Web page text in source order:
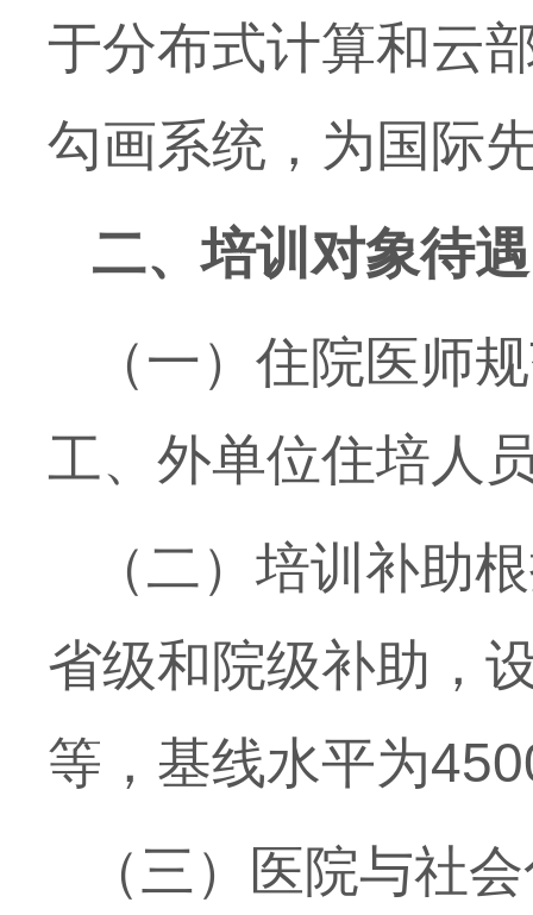
于分布式计算和云
勾画系统，为国际
二、培训对象待遇
（一）住院医师
工、外单位住培人
（二）培训补助
省级和院级补助，
等，基线水平为
（三）医院与社